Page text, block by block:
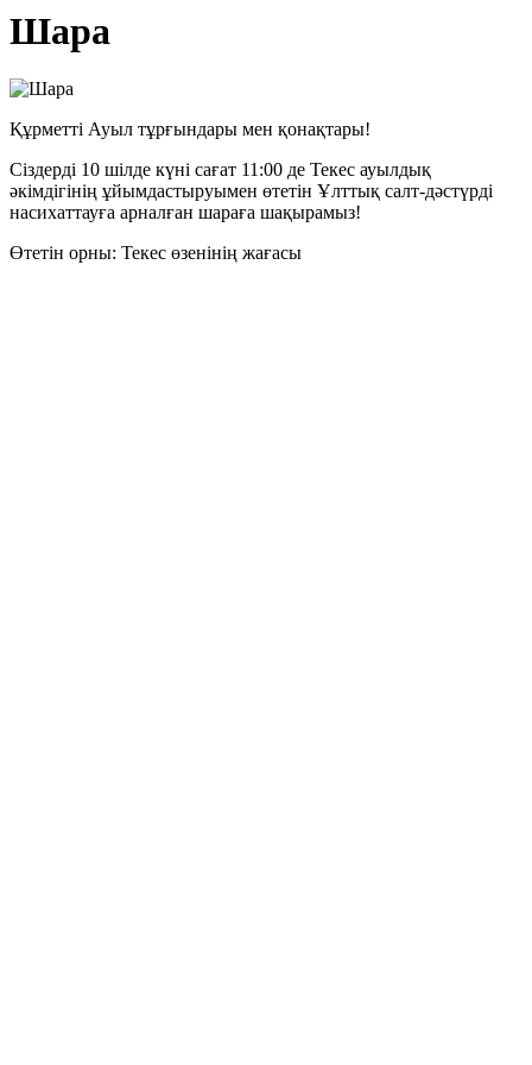
Шара
Құрметті Ауыл тұрғындары мен қонақтары!
Сіздерді 10 шілде күні сағат 11:00 де Текес ауылдық
әкімдігінің ұйымдастыруымен өтетін Ұлттық салт-дәстүрді
насихаттауға арналған шараға шақырамыз!
Өтетін орны: Текес өзенінің жағасы